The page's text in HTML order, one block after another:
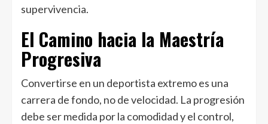
supervivencia.
El Camino hacia la Maestría
Progresiva
Convertirse en un deportista extremo es una
carrera de fondo, no de velocidad. La progresión
debe ser medida por la comodidad y el control,